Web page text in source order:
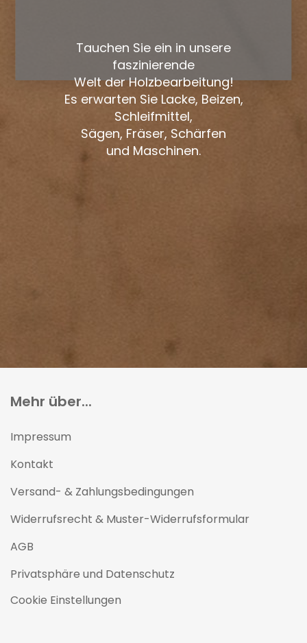
Tauchen Sie ein in unsere
faszinierende
Welt der Holzbearbeitung!
Es erwarten Sie Lacke, Beizen,
Schleifmittel,
Sägen, Fräser, Schärfen
und Maschinen.
Mehr über...
Impressum
Kontakt
Versand- & Zahlungsbedingungen
Widerrufsrecht & Muster-Widerrufsformular
AGB
Privatsphäre und Datenschutz
Cookie Einstellungen